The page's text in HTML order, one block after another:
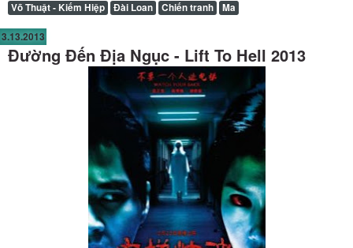
Võ Thuật - Kiếm Hiệp
Đài Loan Chiến tranh Ma
3.13.2013
Đường Đến Địa Ngục - Lift To Hell 2013